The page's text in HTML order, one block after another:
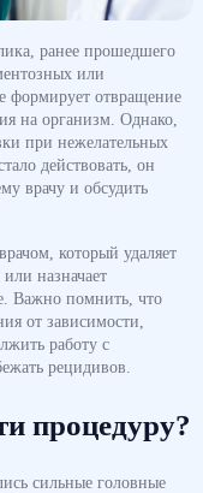
ранее прошедшего
или
формирует отвращение
на организм. Однако,
при нежелательных
действовать, он
врачу и обсудить
который удаляет
назначает
Важно помнить, что
от зависимости,
работу с
рецидивов.
процедуру?
сильные головные